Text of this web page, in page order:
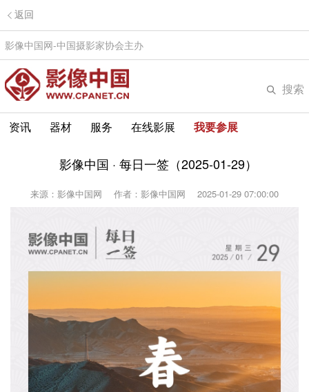
返回
影像中国网-中国摄影家协会主办
搜索
资讯 器材 服务 在线影展 我要参展
影像中国 · 每日一签（2025-01-29）
来源：影像中国网 作者：影像中国网 2025-01-29 07:00:00